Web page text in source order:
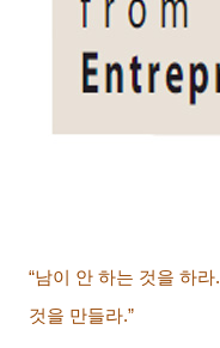
“남이 안 하는 것을 하라.
것을 만들라.”